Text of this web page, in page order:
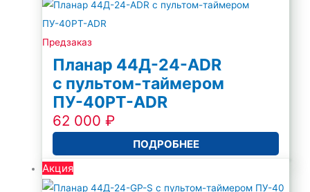
Предзаказ
Планар 44Д-24-ADR
с пультом-таймером
ПУ-40PT-ADR
62 000₽
ПОДРОБНЕЕ
Акция